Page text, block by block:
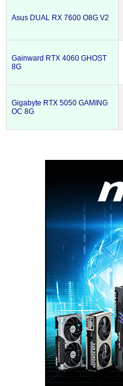
Asus DUAL RX 7600 O8G V2
Gainward RTX 4060 GHOST
8G
Gigabyte RTX 5050 GAMING
OC 8G